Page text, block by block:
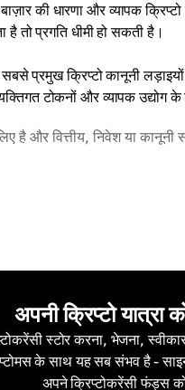
की धारणा और व्यापक
तो प्रगति धीमी हो सकती है।
प्रमुख क्रिप्टो कानूनी
टोकनों और व्यापक उद्योग
है और वित्तीय, निवेश या कानूनी
अपनी क्रिप्टो यात्रा
स्टोर करना, भेजना,
के साथ यह सब संभव है -
अपने क्रिप्टोकरेंसी फंड्स